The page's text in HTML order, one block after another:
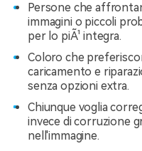
Persone che
immagini o piccoli
per lo piÃ¹ integra.
Coloro che
caricamento e
senza opzioni extra.
Chiunque voglia
invece di corruzione
nell'immagine.